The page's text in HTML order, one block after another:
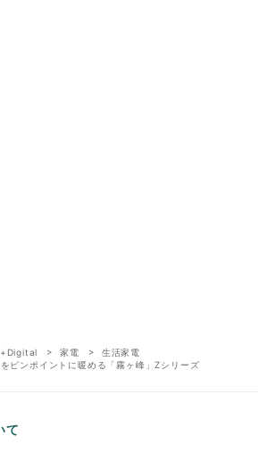
+Digital 家電
生活家電
ピンポイントに暖める「霧ヶ峰」Zシリーズ
て